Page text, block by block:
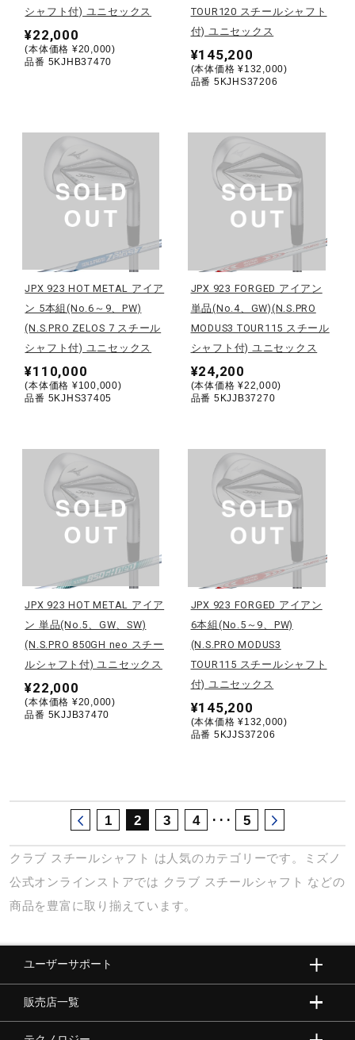
ジュニア／キッズ
コラボ／ライセンス
セール
サポート
直営店一覧
取扱店一覧
シャフト付) ユニセックス
¥22,000
(本体価格 ¥20,000)
品番 5KJHB37470
TOUR120 スチールシャフト
付) ユニセックス
¥145,200
(本体価格 ¥132,000)
品番 5KJHS37206
JPX 923 HOT METAL アイア
ン 5本組(No.6～9、PW)
(N.S.PRO ZELOS 7 スチール
シャフト付) ユニセックス
¥110,000
(本体価格 ¥100,000)
品番 5KJHS37405
JPX 923 FORGED アイアン
単品(No.4、GW)(N.S.PRO
MODUS3 TOUR115 スチール
シャフト付) ユニセックス
¥24,200
(本体価格 ¥22,000)
品番 5KJJB37270
JPX 923 HOT METAL アイア
ン 単品(No.5、GW、SW)
(N.S.PRO 850GH neo スチー
ルシャフト付) ユニセックス
¥22,000
(本体価格 ¥20,000)
品番 5KJJB37470
JPX 923 FORGED アイアン
6本組(No.5～9、PW)
(N.S.PRO MODUS3
TOUR115 スチールシャフト
付) ユニセックス
¥145,200
(本体価格 ¥132,000)
品番 5KJJS37206
1 2 3 4 ･･･ 5
クラブ スチールシャフト
は人気のカテゴリーです。ミズノ
公式オンラインストアでは クラブ スチールシャフト などの
商品を豊富に取り揃えています。
ユーザーサポート
販売店一覧